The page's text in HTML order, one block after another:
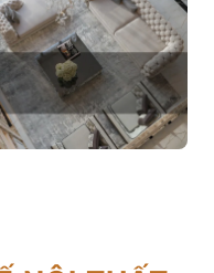
kế nội thất thông minh
tính thẩm mỹ cao
Xem chi tiết